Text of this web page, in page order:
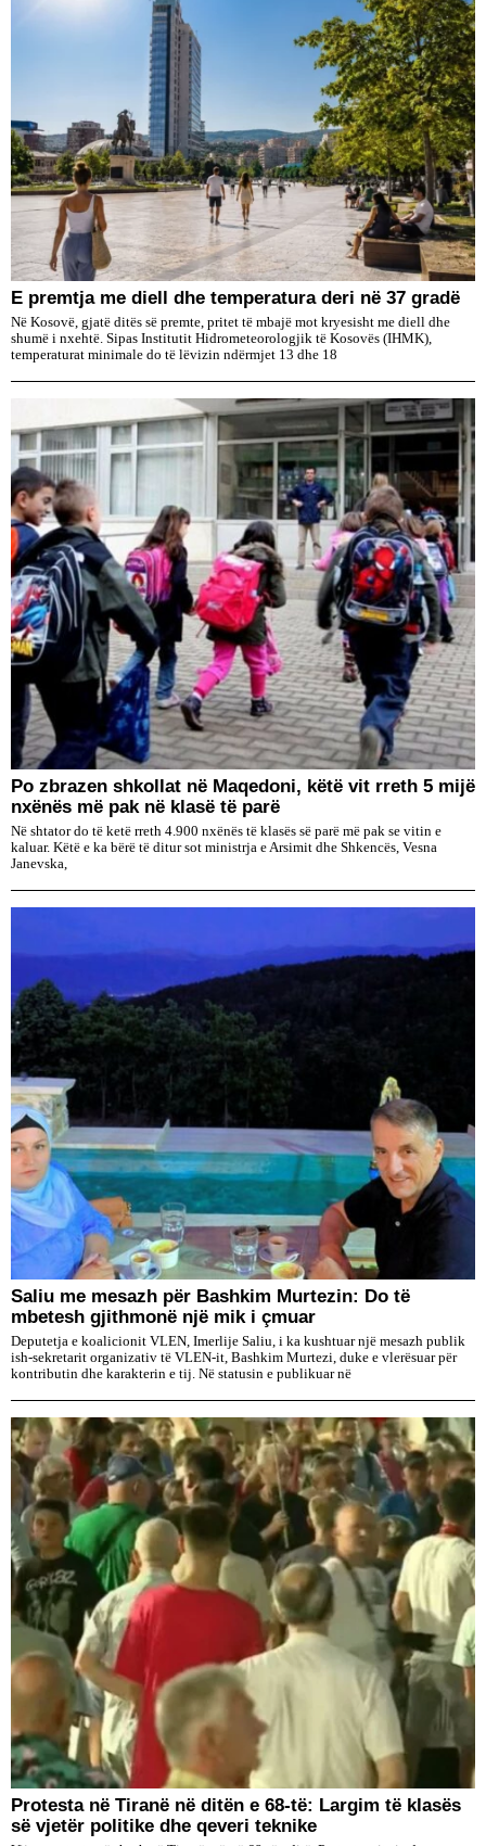
E premtja me diell dhe temperatura deri në 37 gradë
Në Kosovë, gjatë ditës së premte, pritet të mbajë mot kryesisht me diell dhe
shumë i nxehtë. Sipas Institutit Hidrometeorologjik të Kosovës (IHMK),
temperaturat minimale do të lëvizin ndërmjet 13 dhe 18
Po zbrazen shkollat në Maqedoni, këtë vit rreth 5 mijë
nxënës më pak në klasë të parë
Në shtator do të ketë rreth 4.900 nxënës të klasës së parë më pak se vitin e
kaluar. Këtë e ka bërë të ditur sot ministrja e Arsimit dhe Shkencës, Vesna
Janevska,
Saliu me mesazh për Bashkim Murtezin: Do të
mbetesh gjithmonë një mik i çmuar
Deputetja e koalicionit VLEN, Imerlije Saliu, i ka kushtuar një mesazh publik
ish-sekretarit organizativ të VLEN-it, Bashkim Murtezi, duke e vlerësuar për
kontributin dhe karakterin e tij. Në statusin e publikuar në
Protesta në Tiranë në ditën e 68-të: Largim të klasës
së vjetër politike dhe qeveri teknike